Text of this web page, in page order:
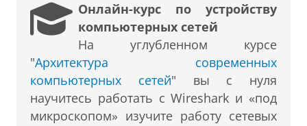
Онлайн-курс по устройству
компьютерных сетей
На углубленном курсе
"Архитектура современных
компьютерных сетей" вы с нуля
научитесь работать с Wireshark и «под
микроскопом» изучите работу сетевых